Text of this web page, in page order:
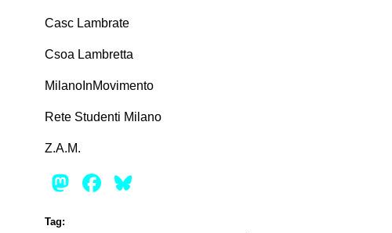
Casc Lambrate
Csoa Lambretta
MilanoInMovimento
Rete Studenti Milano
Z.A.M.
Mastodon
Facebook
Tag: